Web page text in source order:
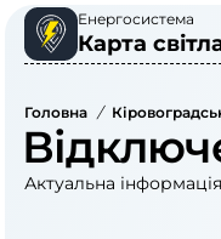
Енергосистема
Карта
Головна /
Актуальна